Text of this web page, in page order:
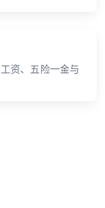
资、五险一金与